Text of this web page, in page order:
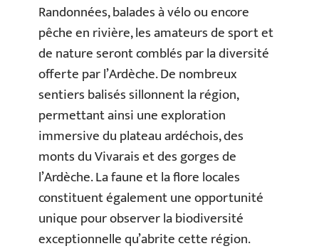
Randonnées, balades à vélo ou encore
pêche en rivière, les amateurs de sport et
de nature seront comblés par la diversité
offerte par l’Ardèche. De nombreux
sentiers balisés sillonnent la région,
permettant ainsi une exploration
immersive du plateau ardéchois, des
monts du Vivarais et des gorges de
l’Ardèche. La faune et la flore locales
constituent également une opportunité
unique pour observer la biodiversité
exceptionnelle qu’abrite cette région.